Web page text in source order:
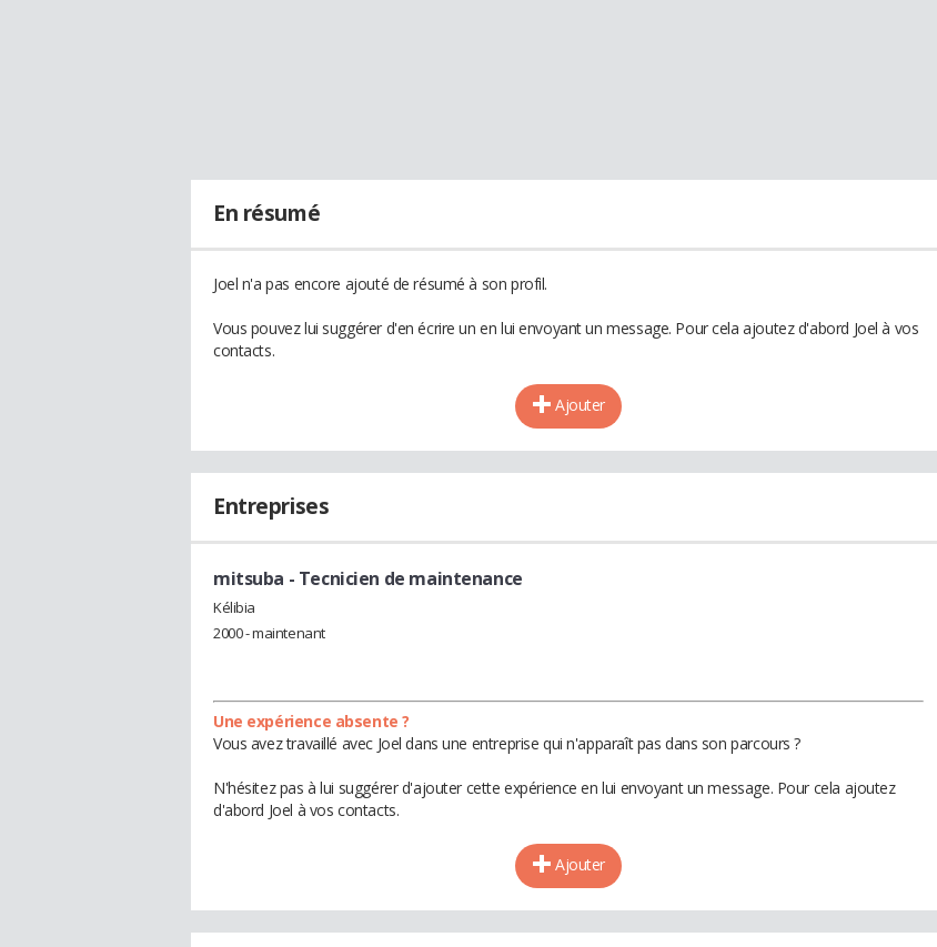
En résumé
Joel n'a pas encore ajouté de résumé à son profil.
Vous pouvez lui suggérer d'en écrire un en lui envoyant un message. Pour cela ajoutez d'abord Joel à vos
contacts.
Ajouter
Entreprises
mitsuba - Tecnicien de maintenance
Kélibia
2000 - maintenant
Une expérience absente ?
Vous avez travaillé avec Joel dans une entreprise qui n'apparaît pas dans son parcours ?
N'hésitez pas à lui suggérer d'ajouter cette expérience en lui envoyant un message. Pour cela ajoutez
d'abord Joel à vos contacts.
Ajouter